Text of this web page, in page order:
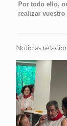
Por todo ello,
realizar vuestro
Noticias